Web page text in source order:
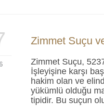
Zimmet Suçu
Zimmet Suçu,
İşleyişine karşı
hakim olan ve
yükümlü olduğu
tipidir. Bu suçun